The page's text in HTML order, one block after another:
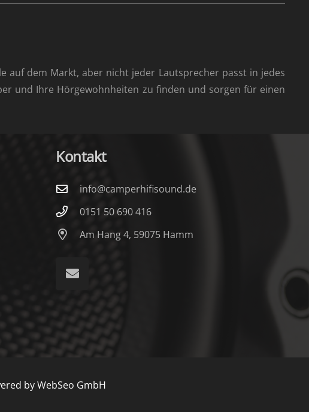
auf dem Markt, aber nicht jeder Lautsprecher passt in jedes
und Ihre Hörgewohnheiten zu finden und sorgen für einen
Kontakt
info@camperhifisound.de
0151 50 690 416
Am Hang 4, 59075 Hamm
byWebSeo GmbH